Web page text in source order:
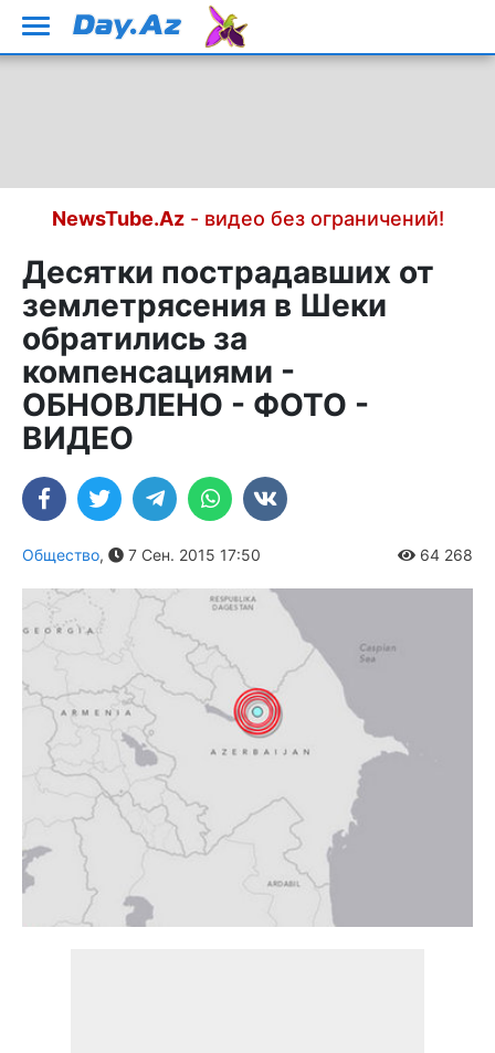
NewsTube.Az- видео без ограничений!
Десятки пострадавших от
землетрясения в Шеки
обратились за
компенсациями -
ОБНОВЛЕНО - ФОТО -
ВИДЕО
Общество, 7 Сен. 2015 17:50 64 268